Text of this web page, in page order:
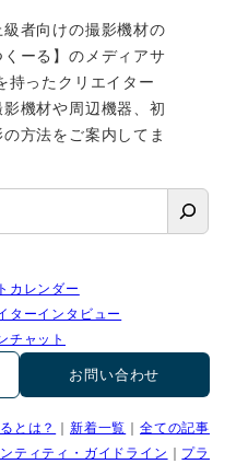
者向けの撮影機材の
ーる】のメディアサ
持ったクリエイター
機材や周辺機器、初
方法をご案内してま
カレンダー
ターインタビュー
チャット
お問い合わせ
とは？ ｜ 新着一覧 ｜ 全ての記事
ティティ・ガイドライン ｜ プラ